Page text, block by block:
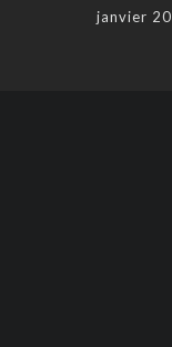
janvier